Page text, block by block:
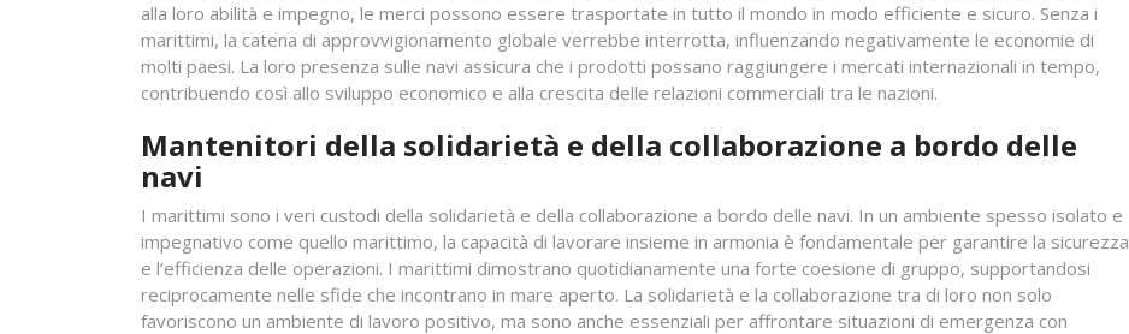
alla loro abilità e impegno, le merci possono essere trasportate in tutto il mondo in modo efficiente e sicuro. Senza i
marittimi, la catena di approvvigionamento globale verrebbe interrotta, influenzando negativamente le economie di
molti paesi. La loro presenza sulle navi assicura che i prodotti possano raggiungere i mercati internazionali in tempo,
contribuendo così allo sviluppo economico e alla crescita delle relazioni commerciali tra le nazioni.
Mantenitori della solidarietà e della collaborazione a bordo delle
navi
I marittimi sono i veri custodi della solidarietà e della collaborazione a bordo delle navi. In un ambiente spesso isolato e
impegnativo come quello marittimo, la capacità di lavorare insieme in armonia è fondamentale per garantire la sicurezza
e l’efficienza delle operazioni. I marittimi dimostrano quotidianamente una forte coesione di gruppo, supportandosi
reciprocamente nelle sfide che incontrano in mare aperto. La solidarietà e la collaborazione tra di loro non solo
favoriscono un ambiente di lavoro positivo, ma sono anche essenziali per affrontare situazioni di emergenza con